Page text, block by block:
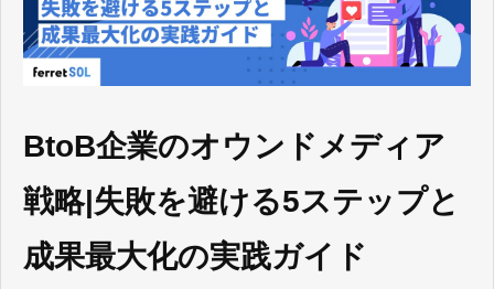
お役立ち情報
BtoB企業のオウンドメディア
戦略|失敗を避ける5ステップと
成果最大化の実践ガイド